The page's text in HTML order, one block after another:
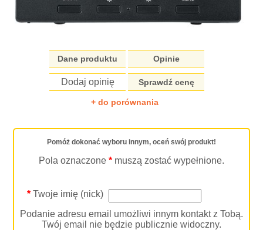
Dane produktu Opinie
Dodaj opinię Sprawdź cenę
+ do porównania
Pomóż dokonać wyboru innym, oceń swój produkt!
Pola oznaczone * muszą zostać wypełnione.
*Twoje imię (nick)
Podanie adresu email umożliwi innym kontakt z Tobą.
Twój email nie będzie publicznie widoczny.